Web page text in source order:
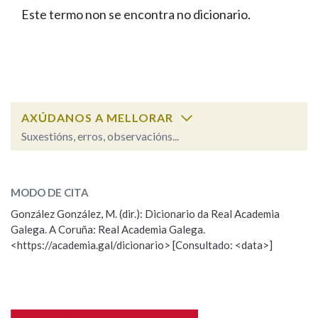
FIGURAS HOMENAXEADAS
PORTAL DAS PALABRAS
Facebook
TwitterYoutubeInstagram
Bluesky
BUSCAR NOS LEMAS
Remata por
BUSCAR NO CONTIDO
Nas definicións
Este termo non se encontra no dicionario.
AXÚDANOS A MELLORAR
Suxestións, erros, observacións...
Observación
Nome
MODO DE CITA
González González, M. (dir.): Dicionario da Real Academia
Galega. A Coruña: Real Academia Galega.
<https://academia.gal/dicionario> [Consultado: <data>]